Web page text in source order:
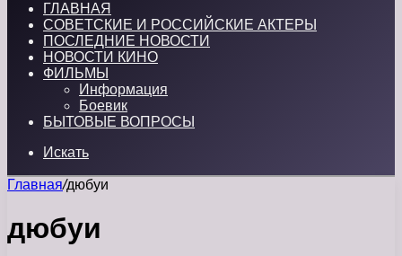
ГЛАВНАЯ
СОВЕТСКИЕ И РОССИЙСКИЕ АКТЕРЫ
ПОСЛЕДНИЕ НОВОСТИ
НОВОСТИ КИНО
ФИЛЬМЫ
Информация
Боевик
БЫТОВЫЕ ВОПРОСЫ
Искать
Главная/дюбуи
дюбуи